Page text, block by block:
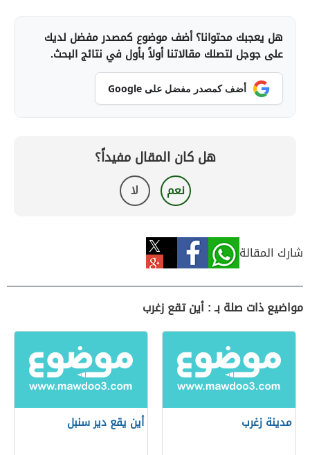
هل يعجبك محتوانا؟ أضف موضوع كمصدر مفضل لديك
على جوجل لتصلك مقالاتنا أولاً بأول في نتائج البحث.
أضف كمصدر مفضل على Google
هل كان المقال مفيداً؟
نعم لا
شارك المقالة
مواضيع ذات صلة بـ : أين تقع زغرب
مدينة زغرب أين يقع دير سنبل